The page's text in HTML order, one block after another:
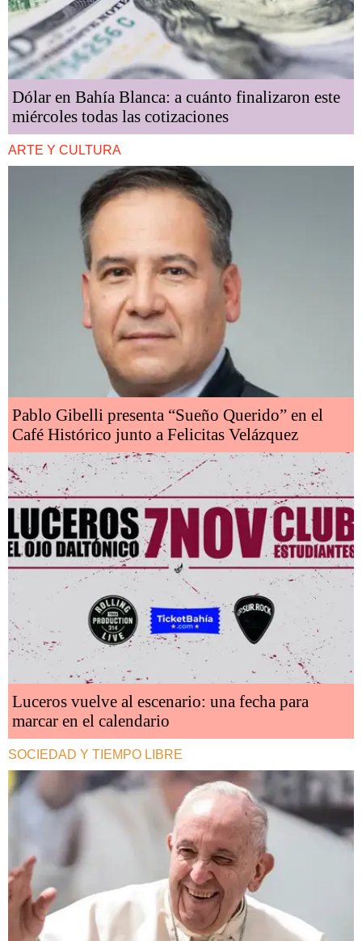
Dólar en Bahía Blanca: a cuánto finalizaron este
miércoles todas las cotizaciones
ARTE Y CULTURA
Pablo Gibelli presenta “Sueño Querido” en el
Café Histórico junto a Felicitas Velázquez
Luceros vuelve al escenario: una fecha para
marcar en el calendario
SOCIEDAD Y TIEMPO LIBRE